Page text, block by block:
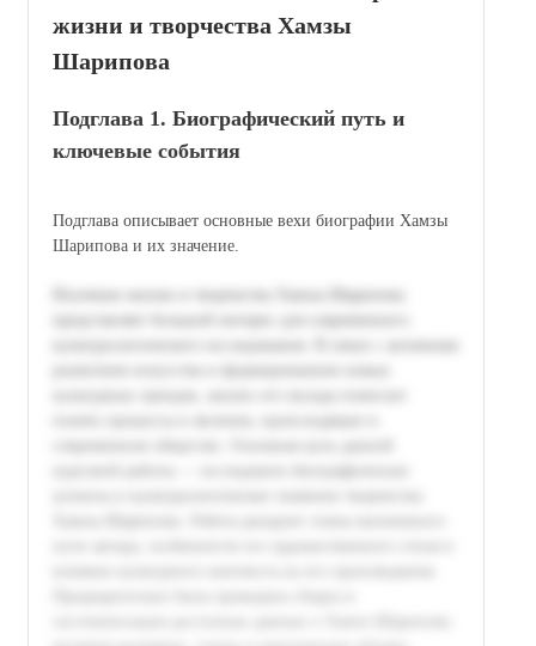
жизни и творчества Хамзы
Шарипова
Подглава 1. Биографический путь и
ключевые события
Подглава описывает основные вехи биографии Хамзы
Шарипова и их значение.